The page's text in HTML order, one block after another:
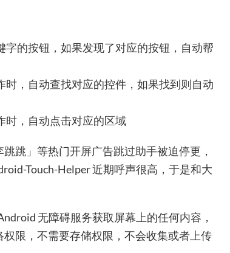
的按钮，如果发现了对应的按钮，自动帮
，自动查找对应的控件，如果找到则自动
，自动点击对应的区域
跳」等热门开屏广告跳过助手被迫停更，
Touch-Helper 近期呼声很高，于是和大
无障碍服务获取屏幕上的任何内容，
限，不需要存储权限，不会收集或者上传